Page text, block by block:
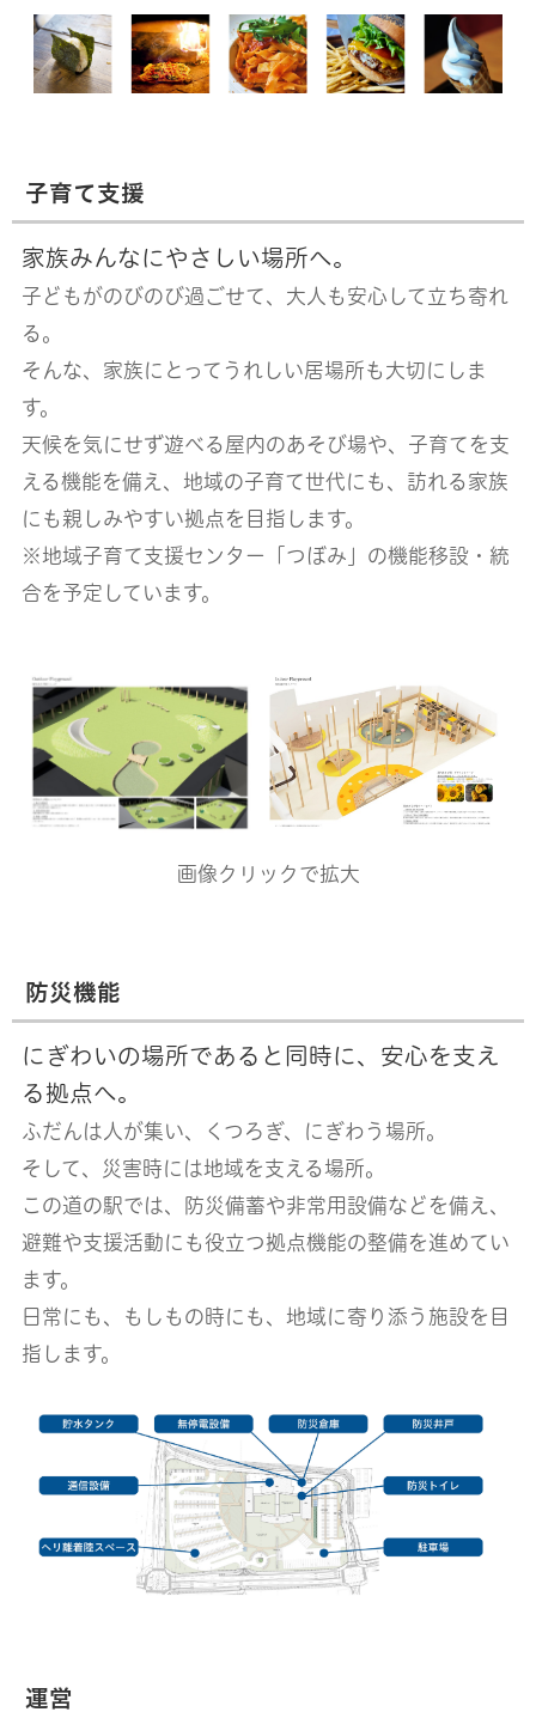
子育て支援
家族みんなにやさしい場所へ。
子どもがのびのび過ごせて、 大人も安心して立ち寄れ
る。
そんな、家族にとってうれしい居場所も大切にしま
す。
天候を気にせず遊べる屋内のあそび場や、 子育てを支
える機能を備え、 地域の子育て世代にも、訪れる家族
にも親しみやすい拠点を目指します。
※地域子育て支援センター「つぼみ」の機能移設・統
合を予定しています。
画像クリックで拡大
防災機能
にぎわいの場所であると同時に、安心を支え
る拠点へ。
ふだんは人が集い、くつろぎ、にぎわう場所。
そして、災害時には地域を支える場所。
この道の駅では、防災備蓄や非常用設備などを備え、
避難や支援活動にも役立つ拠点機能の整備を進めてい
ます。
日常にも、もしもの時にも、地域に寄り添う施設を目
指します。
運営